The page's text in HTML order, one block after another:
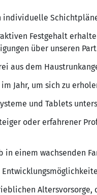
Festgehalt
über unseren
aus dem
Jahr, um sich zu
und Tablets
oder erfahrener
in einem wachsenden